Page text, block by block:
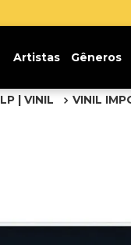
Artistas Gêneros
LP | VINIL VINIL